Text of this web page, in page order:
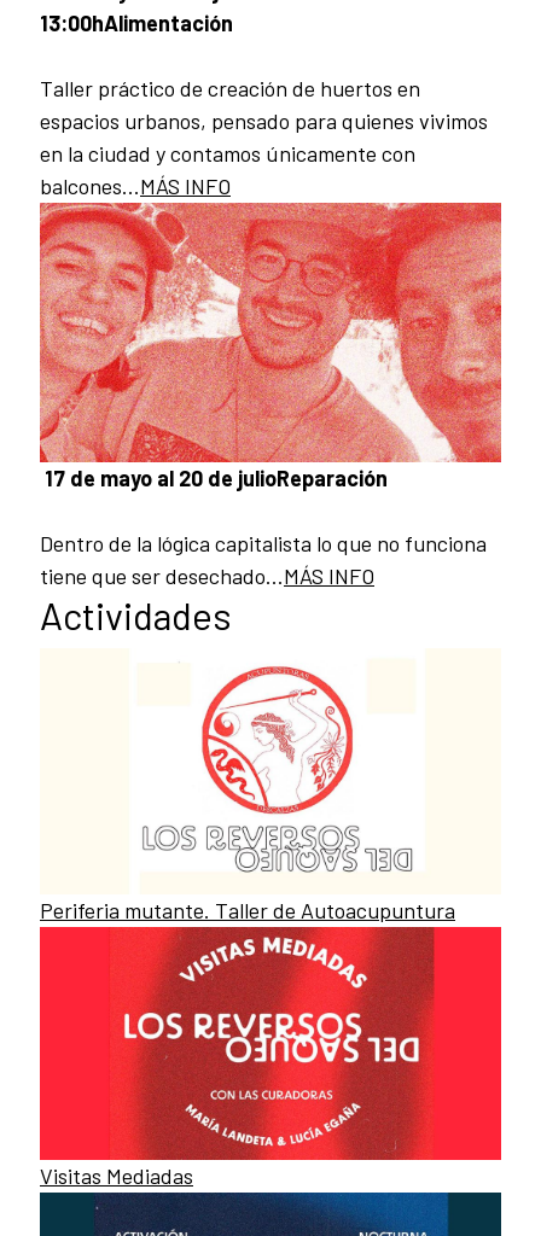
13:00hAlimentación
Taller práctico de creación de huertos en
espacios urbanos, pensado para quienes vivimos
en la ciudad y contamos únicamente con
balcones...MÁS INFO
17 de mayo al 20 de julioReparación
Dentro de la lógica capitalista lo que no funciona
tiene que ser desechado...MÁS INFO
Actividades
Periferia mutante. Taller de Autoacupuntura
Visitas Mediadas